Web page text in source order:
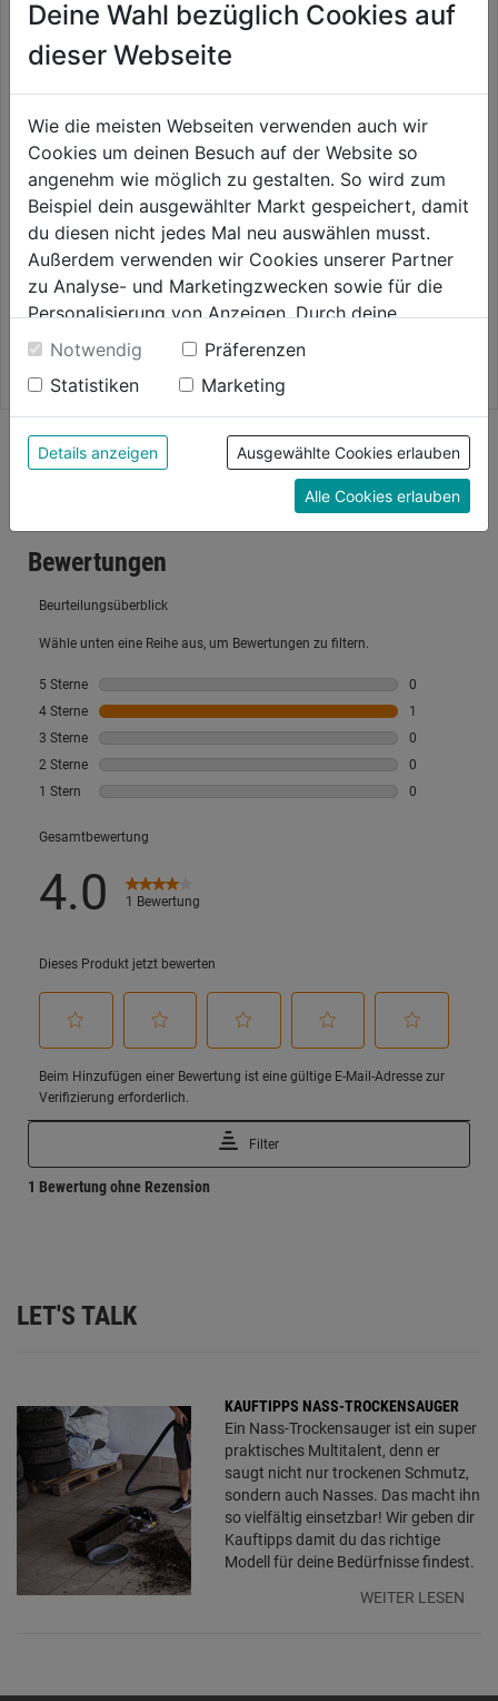
Teppichbodenbürste
0.0 (0)
0.0
Sternen.
19,99€
Patronenfilter KFI 3310
4.3 (15)
5
Sternen.
Bewertungen
19,99€
LET'S TALK
KAUFTIPPS NASS-TROCKENSAUGER
Ein Nass-Trockensauger ist ein super
praktisches Multitalent, denn er
saugt nicht nur trockenen Schmutz,
sondern auch Nasses. Das macht ihn
so vielfältig einsetzbar! Wir geben dir
Kauftipps damit du das richtige
Modell für deine Bedürfnisse findest.
WEITER LESEN
Deine Wahl bezüglich Cookies auf
dieser Webseite
Wie die meisten Webseiten verwenden auch wir
Cookies um deinen Besuch auf der Website so
angenehm wie möglich zu gestalten. So wird zum
Beispiel dein ausgewählter Markt gespeichert, damit
du diesen nicht jedes Mal neu auswählen musst.
Außerdem verwenden wir Cookies unserer Partner
zu Analyse- und Marketingzwecken sowie für die
Personalisierung von Anzeigen. Durch deine
Einwilligung werden die Daten von Drittanbieter,
unter anderem auch in den USA, verarbeitet.
Durch Klick auf "Alle Cookies erlauben" stimmst du
der Verwendung aller Cookies zu. Unter "Details
anzeigen" findest du alle Infos zu den
unterschiedlichen Cookies, unter "Cookies
Konfigurieren" kannst du auswählen, welche Cookies
du zulassen möchtest und welche nicht.
Weitere Informationen findest du in unserer
Datenschutzerklärung
Notwendig
Präferenzen
Statistiken
Marketing
Details anzeigen Ausgewählte Cookies erlauben
Alle Cookies erlauben